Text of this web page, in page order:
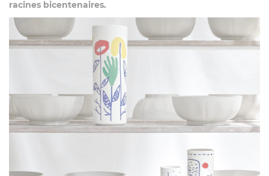
racines bicentenaires.